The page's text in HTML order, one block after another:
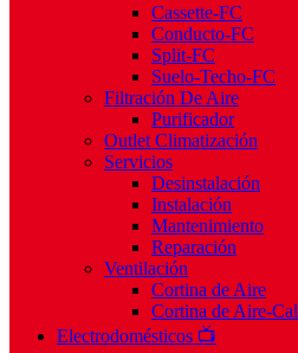
Cassette-FC
Conducto-FC
Split-FC
Suelo-Techo-FC
Filtración De Aire
Purificador
Outlet Climatización
Servicios
Desinstalación
Instalación
Mantenimiento
Reparación
Ventilación
Cortina de Aire
Cortina de Aire-Cal
Electrodomésticos 📺